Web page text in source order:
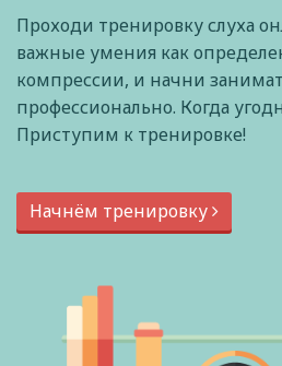
Проходи тренировку слуха
важные умения как
компрессии, и начни
профессионально. Когда
Приступим к тренировке!
Начнём тренировку